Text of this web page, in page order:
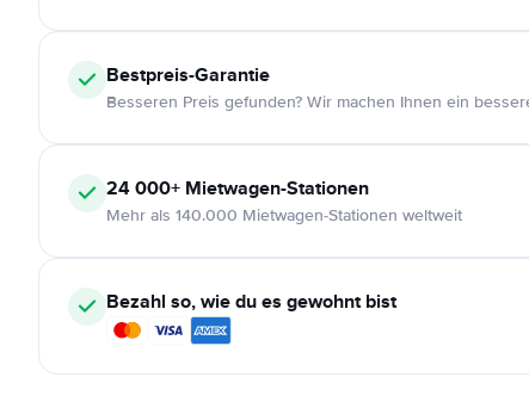
Bestpreis-Garantie
Besseren Preis gefunden? Wir machen Ihnen ein
24 000+ Mietwagen-Stationen
Mehr als 140.000 Mietwagen-Stationen weltweit
Bezahl so, wie du es gewohnt bist